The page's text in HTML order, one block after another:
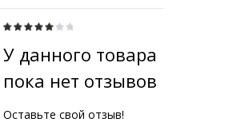
У данного товара
пока нет отзывов
Оставьте свой отзыв!